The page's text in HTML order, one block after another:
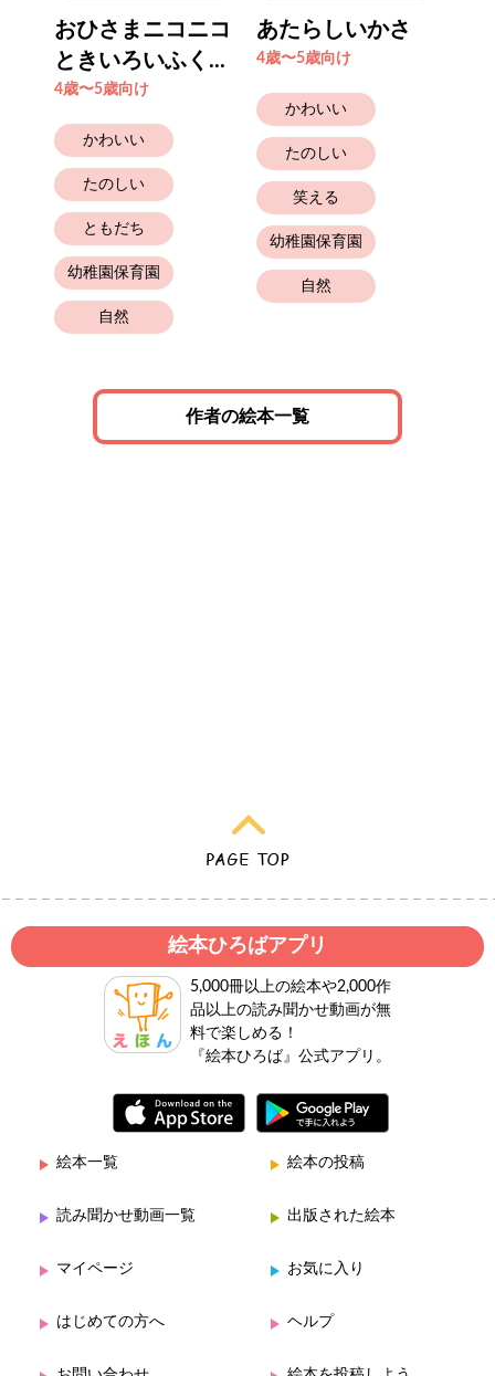
おひさまニコニコ
ときいろいふく...
4歳〜5歳向け
かわいい
たのしい
ともだち
幼稚園保育園
自然
あたらしいかさ
4歳〜5歳向け
かわいい
たのしい
笑える
幼稚園保育園
自然
作者の絵本一覧
絵本ひろばアプリ
5,000冊以上の絵本や2,000作
品以上の読み聞かせ動画が無
料で楽しめる！
『絵本ひろば』公式アプリ。
絵本一覧 絵本の投稿
読み聞かせ動画一覧 出版された絵本
マイページ お気に入り
はじめての方へ ヘルプ